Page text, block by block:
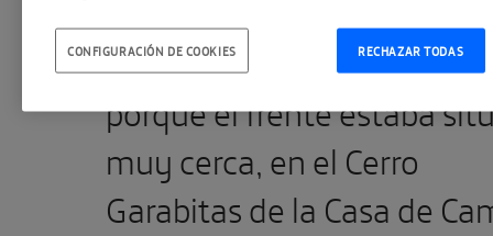
El asedio de este edificio se
debió a tres motivos.
porque el frente estaba
muy cerca, en el Cerro
Garabitas de la Casa de
RECHAZAR TODAS
CONFIGURACIÓN DE COOKIES